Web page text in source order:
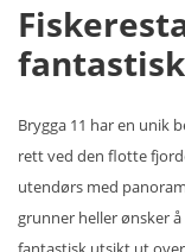
Brygga 11 har en unik
rett ved den flotte
utendørs med
grunner heller ønsker